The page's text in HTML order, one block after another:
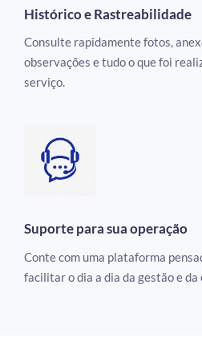
Histórico e Rastreabilidade
Consulte rapidamente fotos,
observações e tudo o que foi
serviço.
Suporte para sua operação
Conte com uma plataforma
facilitar o dia a dia da gestão e da